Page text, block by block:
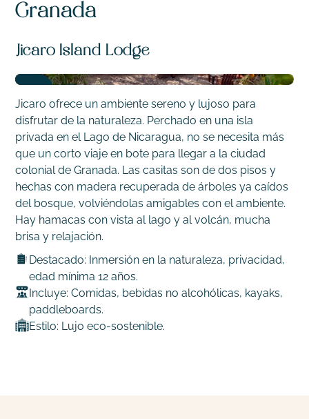
Granada
Jicaro Island Lodge
Jicaro ofrece un ambiente sereno y lujoso para
disfrutar de la naturaleza. Perchado en una isla
privada en el Lago de Nicaragua, no se necesita más
que un corto viaje en bote para llegar a la ciudad
colonial de Granada. Las casitas son de dos pisos y
hechas con madera recuperada de árboles ya caídos
del bosque, volviéndolas amigables con el ambiente.
Hay hamacas con vista al lago y al volcán, mucha
brisa y relajación.
Destacado: Inmersión en la naturaleza, privacidad,
edad mínima 12 años.
Incluye: Comidas, bebidas no alcohólicas, kayaks,
paddleboards.
Estilo: Lujo eco-sostenible.